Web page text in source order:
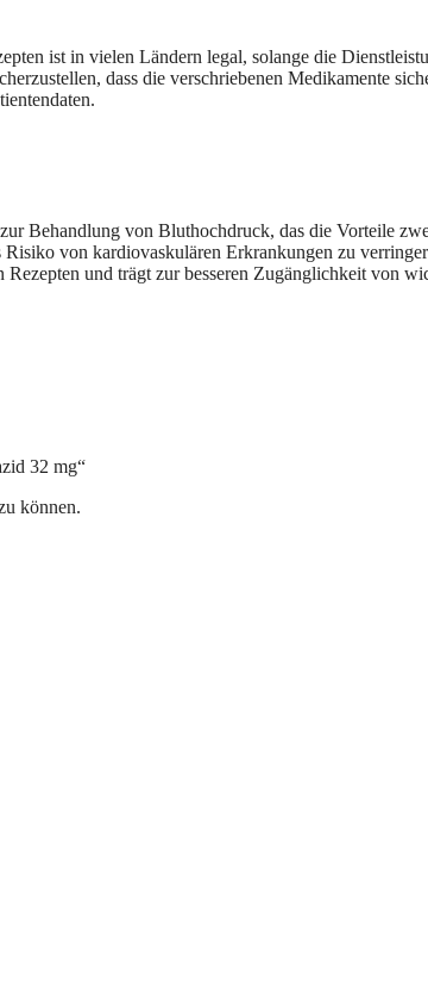
ist in vielen Ländern legal, solange die
dass die verschriebenen Medikamente
Behandlung von Bluthochdruck, das die Vorteile
von kardiovaskulären Erkrankungen zu
und trägt zur besseren Zugänglichkeit von
32 mg“
können.